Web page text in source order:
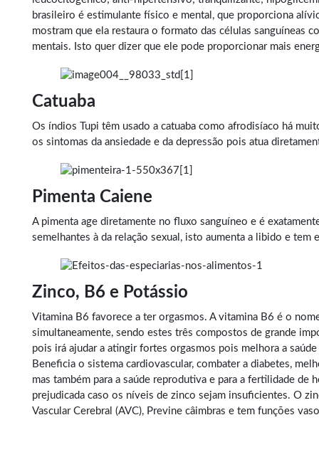
brasileiro é estimulante físico e mental, que proporciona
mostram que ela restaura o formato das células sanguíneas
mentais. Isto quer dizer que ele pode proporcionar mais
Catuaba
Os índios Tupi têm usado a catuaba como afrodisíaco há
os sintomas da ansiedade e da depressão pois atua
Pimenta Caiene
A pimenta age diretamente no fluxo sanguíneo e é
semelhantes à da relação sexual, isto aumenta a libido e
Zinco, B6 e Potássio
Vitamina B6 favorece a ter orgasmos. A vitamina B6 é o
simultaneamente, sendo estes três compostos de grande
pois irá ajudar a atingir fortes orgasmos pois melhora a
Beneficia o sistema cardiovascular, combater a diabetes,
mas também para a saúde reprodutiva e para a fertilidade
prejudicada caso os níveis de zinco sejam insuficientes. O
Vascular Cerebral (AVC), Previne câimbras e tem funções